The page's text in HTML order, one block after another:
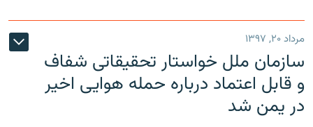
مرداد ۲۰, ۱۳۹۷
سازمان ملل خواستار تحقیقاتی شفاف
و قابل اعتماد درباره حمله هوایی اخیر
در یمن شد